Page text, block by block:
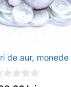
de aur, monede